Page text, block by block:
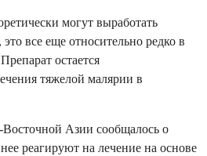
могут выработать
это все еще относительно редко в
остается
тяжелой малярии в
Азии сообщалось о
реагируют на лечение на основе